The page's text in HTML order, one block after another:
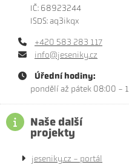
IČ: 68923244
ISDS: aq3ikqx
+420 583 283 117
info@jeseniky.cz
Úřední hodiny:
pondělí až pátek 08:00 -
Naše další
projekty
jeseniky.cz - portál